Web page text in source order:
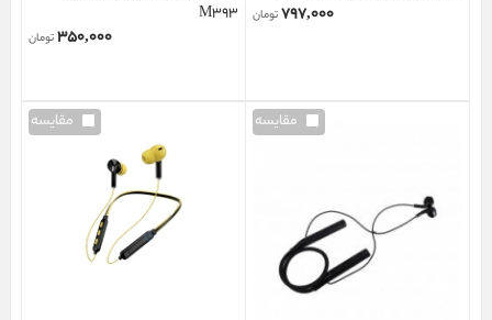
۷۹۷,۰۰۰تومان
M393
۳۵۰,۰۰۰تومان
مقایسه مقایسه